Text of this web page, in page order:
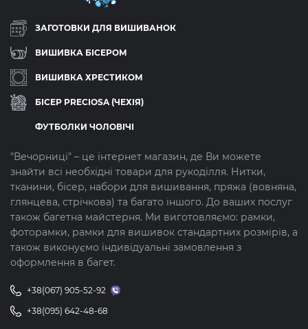
ЗАГОТОВКИ ДЛЯ ВИШИВАНОК
ВИШИВКА БІСЕРОМ
ВИШИВКА ХРЕСТИКОМ
БІСЕР PRECIOSA (ЧЕХІЯ)
ФУТБОЛКИ ЧОЛОВІЧІ
"Вечорниці" – це інтернет магазин, де Ви можете
знайти всі необхідні товари для рукоділля. Нитки,
тканини, бісер, набори для вишивання, пряжа (вовняна,
глянцева, стрічкова) та багато іншого. До ваших послуг
також багетна майстерня. Ми виготовляємо: рамки,
фоторамки, рамки для вишивок стандартних розмірів, а
також виконуємо індивідуальні замовлення з
оформлення в багет.
+38(067) 905-52-92
+38(095) 642-48-68